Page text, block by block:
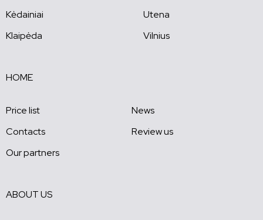
Kėdainiai
Klaipėda
Utena
Vilnius
HOME
Price list
News
Contacts
Review us
Our partners
ABOUT US